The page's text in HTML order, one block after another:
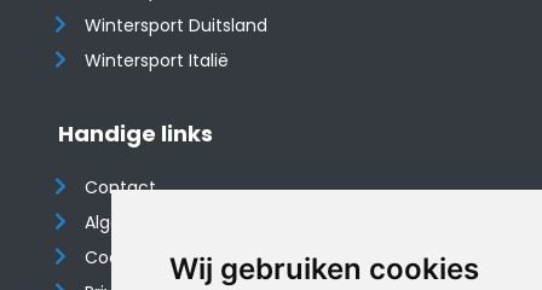
Wij gebruiken cookies
Wintersport Duitsland
Wintersport Italië
Handige links
Contact
Algemene voorwaarden
Cookieverklaring